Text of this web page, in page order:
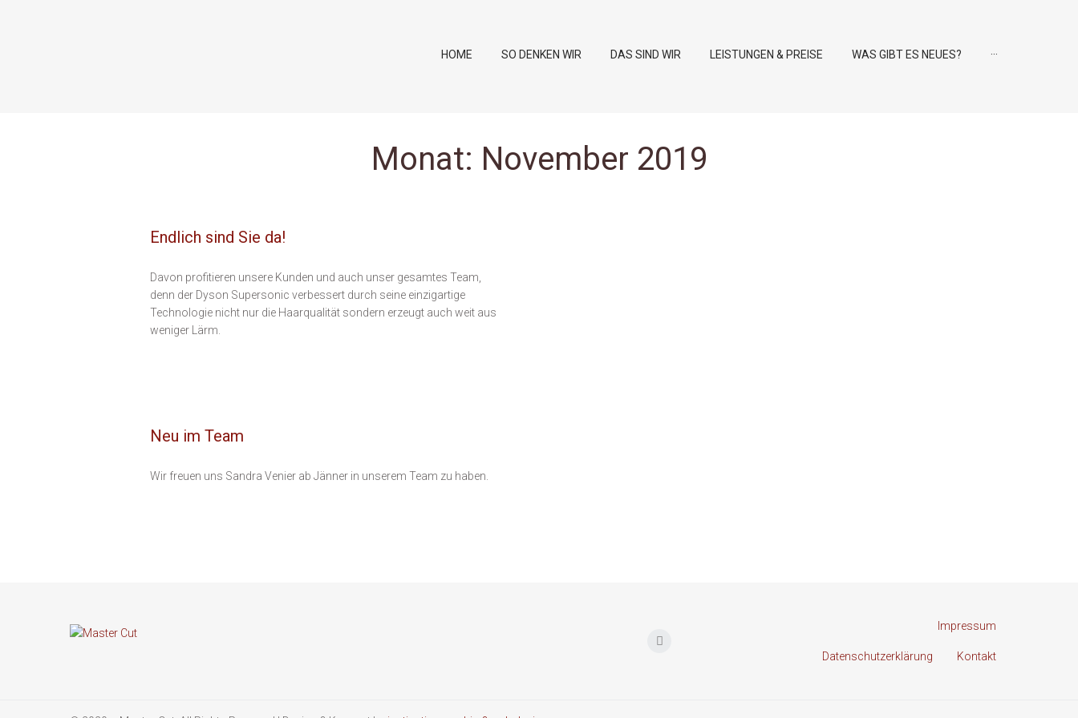
HOME SO DENKEN WIR DAS SIND WIR LEISTUNGEN & PREISE WAS GIBT ES NEUES? ···
Monat: November 2019
Endlich sind Sie da!
Davon profitieren unsere Kunden und auch unser gesamtes Team,
denn der Dyson Supersonic verbessert durch seine einzigartige
Technologie nicht nur die Haarqualität sondern erzeugt auch weit aus
weniger Lärm.
Neu im Team
Wir freuen uns Sandra Venier ab Jänner in unserem Team zu haben.
Impressum
Datenschutzerklärung Kontakt